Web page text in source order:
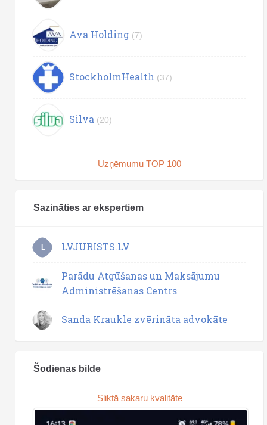
Ava Holding (7)
StockholmHealth (37)
Silva (20)
Uzņēmumu TOP 100
Sazināties ar ekspertiem
L LVJURISTS.LV
Parādu Atgūšanas un Maksājumu
Administrēšanas Centrs
Sanda Kraukle zvērināta advokāte
Šodienas bilde
Sliktā sakaru kvalitāte